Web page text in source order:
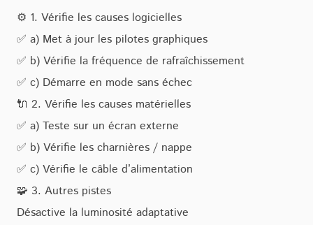
⚙️ 1. Vérifie les causes logicielles
✅ a) Met à jour les pilotes graphiques
✅ b) Vérifie la fréquence de rafraîchissement
✅ c) Démarre en mode sans échec
🔌 2. Vérifie les causes matérielles
✅ a) Teste sur un écran externe
✅ b) Vérifie les charnières / nappe
✅ c) Vérifie le câble d’alimentation
🧩 3. Autres pistes
Désactive la luminosité adaptative